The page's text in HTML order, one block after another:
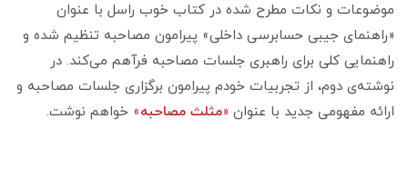
موضوعات و نکات مطرح شده در کتاب خوب راسل با عنوان
«راهنمای جیبی حسابرسی داخلی» پیرامون مصاحبه تنظیم شده و
راهنمایی کلی برای راهبری جلسات مصاحبه فرآهم می‌کند. در
نوشته‌ی دوم، از تجربیات خودم پیرامون برگزاری جلسات مصاحبه و
ارائه مفهومی جدید با عنوان «مثلث مصاحبه» خواهم نوشت.